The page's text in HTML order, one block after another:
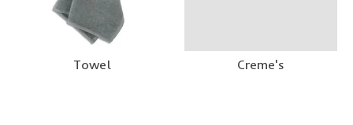
Towel Creme's